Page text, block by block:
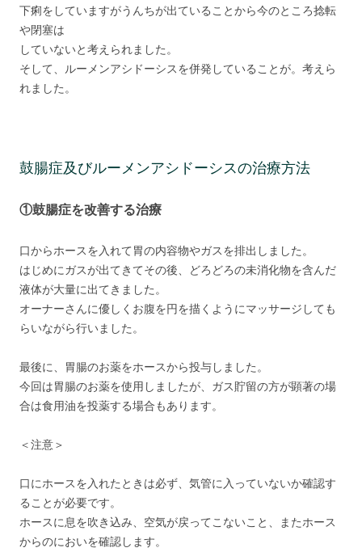
下痢をしていますがうんちが出ていることから今のところ捻転
や閉塞は
していないと考えられました。
そして、ルーメンアシドーシスを併発していることが。考えら
れました。
鼓腸症及びルーメンアシドーシスの治療方法
①鼓腸症を改善する治療
口からホースを入れて胃の内容物やガスを排出しました。
はじめにガスが出てきてその後、どろどろの未消化物を含んだ
液体が大量に出てきました。
オーナーさんに優しくお腹を円を描くようにマッサージしても
らいながら行いました。
最後に、胃腸のお薬をホースから投与しました。
今回は胃腸のお薬を使用しましたが、ガス貯留の方が顕著の場
合は食用油を投薬する場合もあります。
＜注意＞
口にホースを入れたときは必ず、気管に入っていないか確認す
ることが必要です。
ホースに息を吹き込み、空気が戻ってこないこと、またホース
からのにおいを確認します。